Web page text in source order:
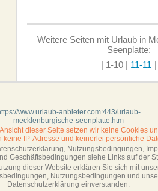
Weitere Seiten mit Urlaub in
Seenplatte:
| 1-10 | 11-11 |
www.urlaub-anbieter.com:443/urlaub-
mecklenburgische-seenplatte.htm
dieser Seite setzen wir keine Cookies
keine IP-Adresse und keinerlei persönliche
Nutzungsbedingungen,
Geschäftsbedingungen siehe Links auf der
dieser Website erklären Sie sich mit
Nutzungsbedingungen und
Datenschutzerklärung einverstanden.